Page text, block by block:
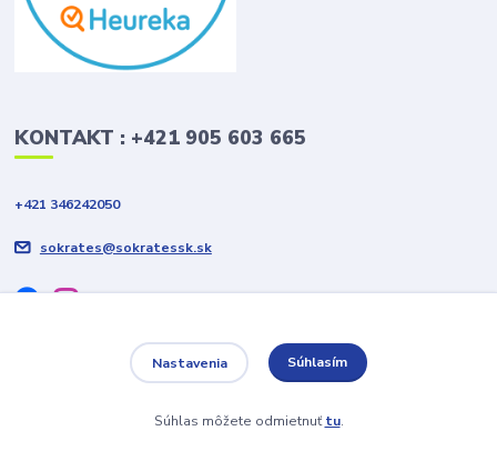
KONTAKT : +421 905 603 665
+421 346242050
sokrates@sokratessk.sk
Vytvorené na
Eshop-rychlo.sk
Nastavenia Súhlasím
Súhlas môžete odmietnuťtu.